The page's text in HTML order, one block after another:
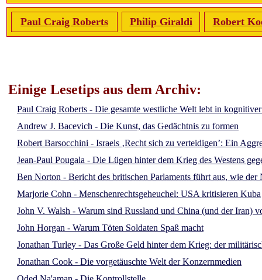
Paul Craig Roberts Philip Giraldi Robert
Einige Lesetips aus dem Archiv:
Paul Craig Roberts - Die gesamte westliche Welt lebt in
Andrew J. Bacevich - Die Kunst, das Gedächtnis zu formen
Robert Barsocchini - Israels ‚Recht sich zu verteidigen’: Ein
Jean-Paul Pougala - Die Lügen hinter dem Krieg des Westens
Ben Norton - Bericht des britischen Parlaments führt aus, wie
Marjorie Cohn - Menschenrechtsgeheuchel: USA kritisieren Kuba
John V. Walsh - Warum sind Russland und China (und der Iran)
John Horgan - Warum Töten Soldaten Spaß macht
Jonathan Turley - Das Große Geld hinter dem Krieg: der
Jonathan Cook - Die vorgetäuschte Welt der Konzernmedien